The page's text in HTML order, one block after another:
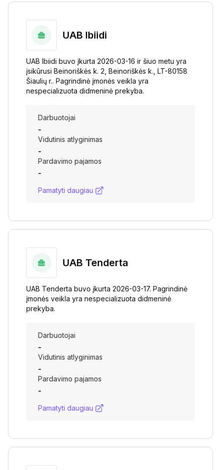
UAB Ibiidi
UAB Ibiidi buvo įkurta 2026-03-16 ir šiuo metu yra
įsikūrusi Beinoriškės k. 2, Beinoriškės k., LT-80158
Šiaulių r.. Pagrindinė įmonės veikla yra
nespecializuota didmeninė prekyba.
Darbuotojai
-
Vidutinis atlyginimas
-
Pardavimo pajamos
-
Pamatyti daugiau
UAB Tenderta
UAB Tenderta buvo įkurta 2026-03-17. Pagrindinė
įmonės veikla yra nespecializuota didmeninė
prekyba.
Darbuotojai
-
Vidutinis atlyginimas
-
Pardavimo pajamos
-
Pamatyti daugiau